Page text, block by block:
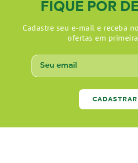
FIQUE POR
Cadastre seu e-mail e receba
ofertas em
CADASTRAR